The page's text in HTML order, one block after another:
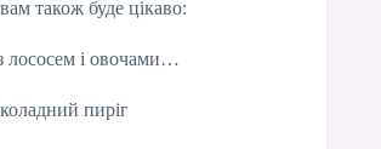
також буде цікаво:
лососем і овочами…
пиріг